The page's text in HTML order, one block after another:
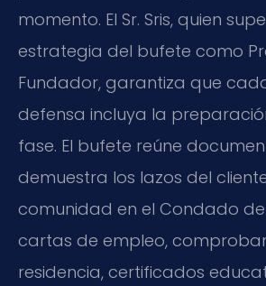
momento. El Sr. Sris, quien
estrategia del bufete como
Fundador, garantiza que
defensa incluya la
fase. El bufete reúne
demuestra los lazos del
comunidad en el Condado de
cartas de empleo,
residencia, certificados